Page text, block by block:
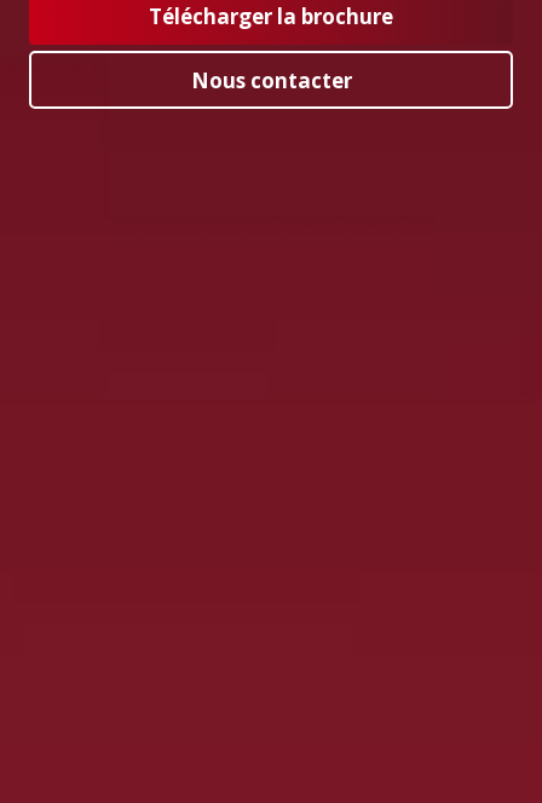
Télécharger la brochure
Nous contacter